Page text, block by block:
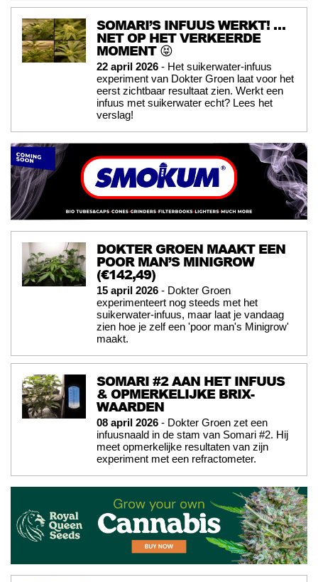
SOMARI’S INFUUS WERKT! …
NET OP HET VERKEERDE
MOMENT 😝
22 april 2026 - Het suikerwater-infuus
experiment van Dokter Groen laat voor het
eerst zichtbaar resultaat zien. Werkt een
infuus met suikerwater echt? Lees het
verslag!
DOKTER GROEN MAAKT EEN
POOR MAN’S MINIGROW
(€142,49)
15 april 2026 - Dokter Groen
experimenteert nog steeds met het
suikerwater-infuus, maar laat je vandaag
zien hoe je zelf een 'poor man's Minigrow'
maakt.
SOMARI #2 AAN HET INFUUS
& OPMERKELIJKE BRIX-
WAARDEN
08 april 2026 - Dokter Groen zet een
infuusnaald in de stam van Somari #2. Hij
meet opmerkelijke resultaten van zijn
experiment met een refractometer.